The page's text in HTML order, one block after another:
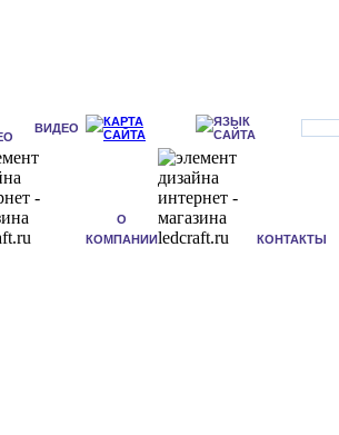
ВИДЕО
О
КОМПАНИИ
КОНТАКТЫ